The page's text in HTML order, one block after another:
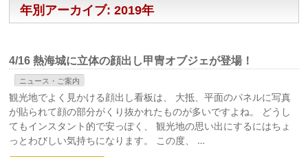
年別アーカイブ: 2019年
4/16 熱海城に立体の顔出し甲冑オブジェが登場！
ニュース・ご案内
観光地でよく見かける顔出し看板は、 大抵、平面のパネルに写真
が貼られて顔の部分がくり抜かれたものが多いですよね。 どうし
てもインスタント的で安っぽく、 観光地の思い出にするにはちょ
っとわびしい気持ちになります。 この度、 …